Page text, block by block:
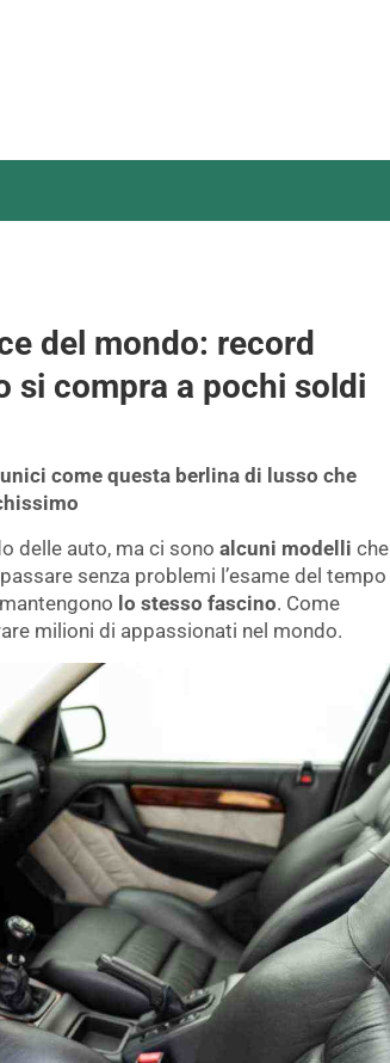
del mondo: record
si compra a pochi soldi
come questa berlina di lusso che
delle auto, ma ci sono alcuni modelli che
senza problemi l’esame del tempo
lo stesso fascino. Come
milioni di appassionati nel mondo.